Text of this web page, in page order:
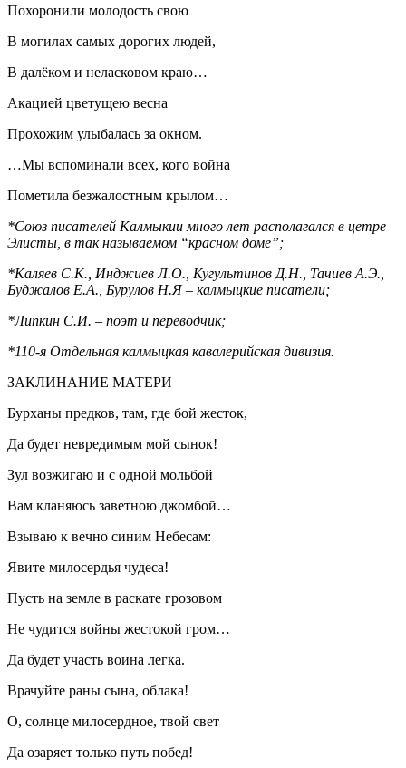
Похоронили молодость свою
В могилах самых дорогих людей,
В далёком и неласковом краю…
Акацией цветущею весна
Прохожим улыбалась за окном.
…Мы вспоминали всех, кого война
Пометила безжалостным крылом…
*Союз писателей Калмыкии много лет располагался в цетре
Элисты, в так называемом “красном доме”;
*Каляев С.К., Инджиев Л.О., Кугультинов Д.Н., Тачиев А.Э.,
Буджалов Е.А., Бурулов Н.Я – калмыцкие писатели;
*Липкин С.И. – поэт и переводчик;
*110-я Отдельная калмыцкая кавалерийская дивизия.
ЗАКЛИНАНИЕ МАТЕРИ
Бурханы предков, там, где бой жесток,
Да будет невредимым мой сынок!
Зул возжигаю и с одной мольбой
Вам кланяюсь заветною джомбой…
Взываю к вечно синим Небесам:
Явите милосердья чудеса!
Пусть на земле в раскате грозовом
Не чудится войны жестокой гром…
Да будет участь воина легка.
Врачуйте раны сына, облака!
О, солнце милосердное, твой свет
Да озаряет только путь побед!